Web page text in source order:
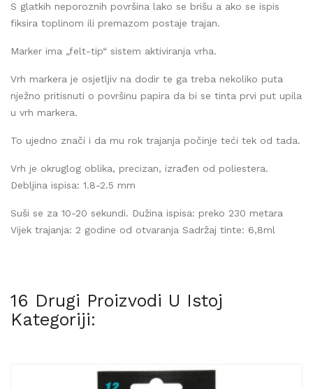
S glatkih neporoznih površina lako se brišu a ako se ispis
fiksira toplinom ili premazom postaje trajan.
Marker ima „felt-tip“ sistem aktiviranja vrha.
Vrh markera je osjetljiv na dodir te ga treba nekoliko puta
nježno pritisnuti o površinu papira da bi se tinta prvi put upila
u vrh markera.
To ujedno znači i da mu rok trajanja počinje teći tek od tada.
Vrh je okruglog oblika, precizan, izrađen od poliestera.
Debljina ispisa: 1.8-2.5 mm
Suši se za 10-20 sekundi. Dužina ispisa: preko 230 metara
Vijek trajanja: 2 godine od otvaranja Sadržaj tinte: 6,8ml
16 Drugi Proizvodi U Istoj
Kategoriji: